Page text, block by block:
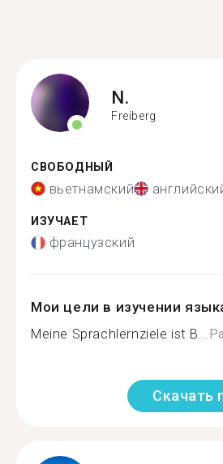
N.
Freiberg
СВОБОДНЫЙ
вьетнамский
ИЗУЧАЕТ
французский
Мои цели в изучении
Meine Sprachlernziele ist B...
Скачать